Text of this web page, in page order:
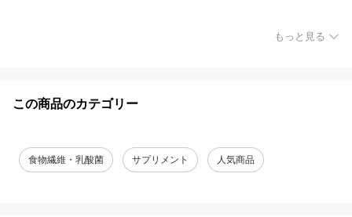
もっと見る
この商品のカテゴリー
食物繊維・乳酸菌 サプリメント 人気商品